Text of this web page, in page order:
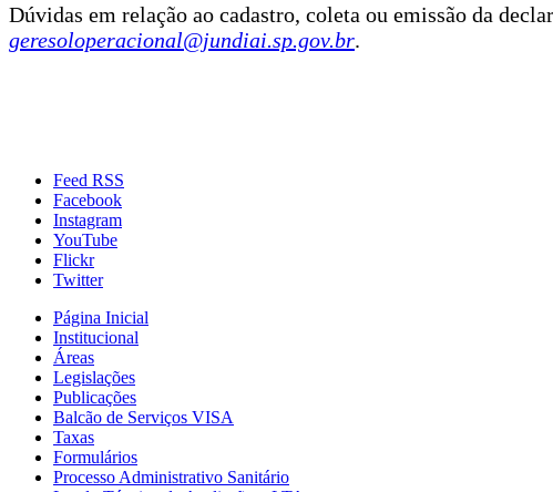
Dúvidas em relação ao cadastro, coleta ou emissão da
geresoloperacional@jundiai.sp.gov.br.
Feed RSS
Facebook
Instagram
YouTube
Flickr
Twitter
Página Inicial
Institucional
Áreas
Legislações
Publicações
Balcão de Serviços VISA
Taxas
Formulários
Processo Administrativo Sanitário